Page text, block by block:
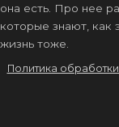
она есть. Про нее
которые знают, как
жизнь тоже.
Политика